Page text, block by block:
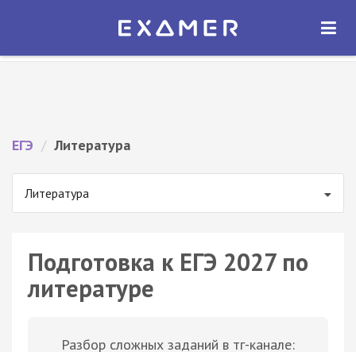
Экзамер — ЕГЭ 2027
ОТКРЫТЬ
ЕГЭ / Литература
Литература
Подготовка к ЕГЭ 2027 по
литературе
Разбор сложных заданий в тг-канале: